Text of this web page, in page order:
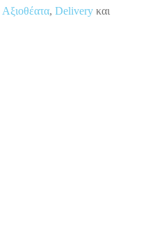
Αξιοθέατα, Delivery και